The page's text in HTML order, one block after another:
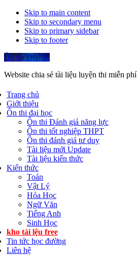
Skip to main content
Skip to secondary menu
Skip to primary sidebar
Skip to footer
Ôn thi ĐGNL
Website chia sẻ tài liệu luyện thi miễn phí
Trang chủ
Giới thiệu
Ôn thi đại học
Ôn thi Đánh giá năng lực
Ôn thi tốt nghiệp THPT
Ôn thi đánh giá tư duy
Tài liệu mới Update
Tài liệu kiến thức
Kiến thức
Toán
Vật Lý
Hóa Học
Ngữ Văn
Tiếng Anh
Sinh Học
kho tài lệu free
Tin tức học đường
Liên hệ